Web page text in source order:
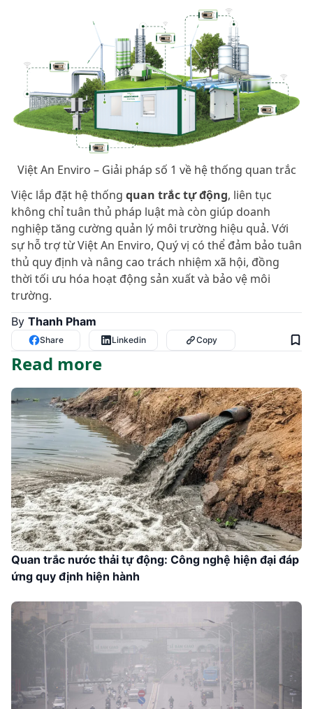
Việt An Enviro – Giải pháp số 1 về hệ thống quan trắc
Việc lắp đặt hệ thống quan trắc tự động, liên tục
không chỉ tuân thủ pháp luật mà còn giúp doanh
nghiệp tăng cường quản lý môi trường hiệu quả. Với
sự hỗ trợ từ Việt An Enviro, Quý vị có thể đảm bảo tuân
thủ quy định và nâng cao trách nhiệm xã hội, đồng
thời tối ưu hóa hoạt động sản xuất và bảo vệ môi
trường.
By Thanh Pham
Share Linkedin Copy
Read more
Quan trắc nước thải tự động: Công nghệ hiện đại đáp
ứng quy định hiện hành